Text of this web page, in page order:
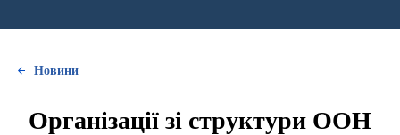
Новини
Організації зі структури ООН